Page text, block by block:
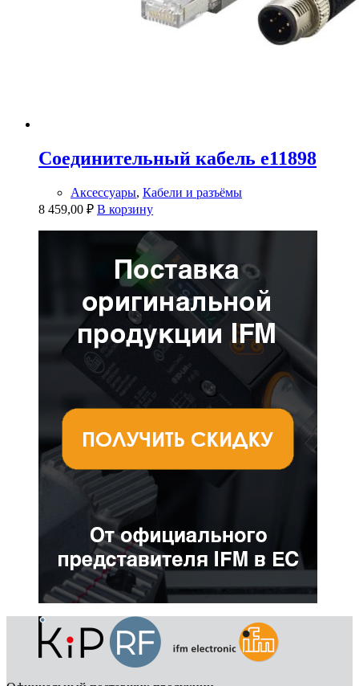
Соединительный кабель e11898
Аксессуары, Кабели и разъёмы
8 459,00 ₽ В корзину